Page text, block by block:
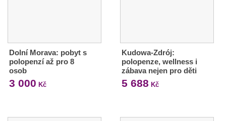
Dolní Morava: pobyt s
polopenzí až pro 8
osob
3 000 Kč
Kudowa-Zdrój:
polopenze, wellness i
zábava nejen pro děti
5 688 Kč